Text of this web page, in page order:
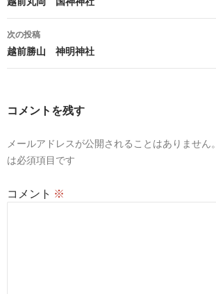
ナ
ビ
ゲ
ョ
次の投稿
越前勝山 神明神社
コメントを残す
メールアドレスが公開されることはありません。
は必須項目です
コメント ※